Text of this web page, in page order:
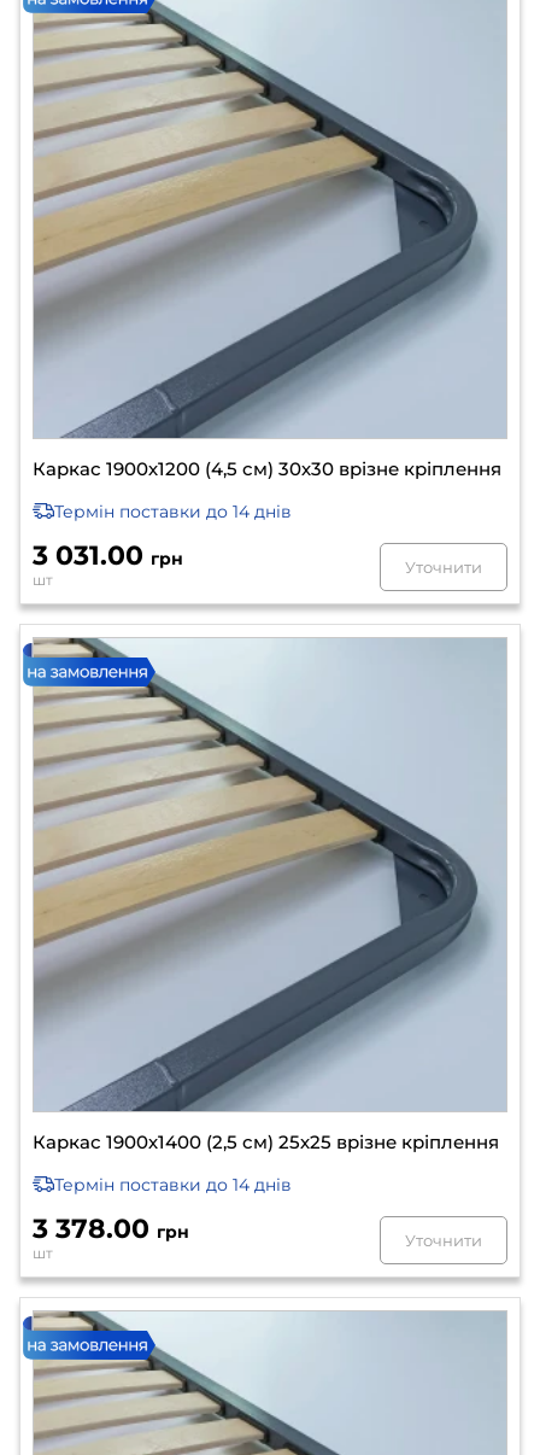
Каркас 1900х1200 (4,5 см) 30х30 врізне кріплення
Термін поставки до 14 днів
3 031.00 грн
шт
Уточнити
Каркас 1900х1400 (2,5 см) 25х25 врізне кріплення
Термін поставки до 14 днів
3 378.00 грн
шт
Уточнити